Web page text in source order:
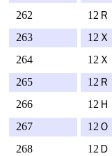
262
12
263
12
264
12
265
12
266
12
267
12
268
12